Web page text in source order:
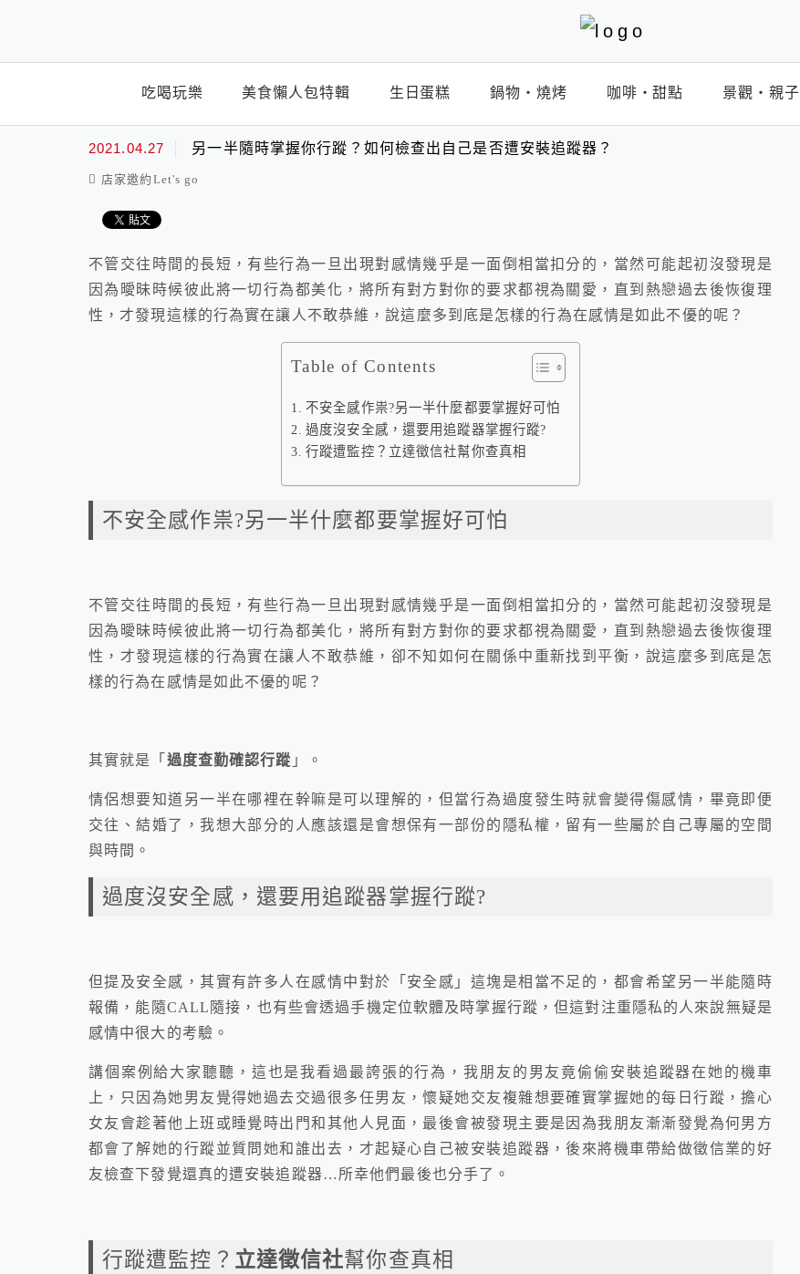
吃喝玩樂 美食懶人包特輯 生日蛋糕 鍋物‧燒烤 咖啡‧甜點 景觀‧親子
2021.04.27 另一半隨時掌握你行蹤？如何檢查出自己是否遭安裝追蹤器？
店家邀約Let's go
不管交往時間的長短，有些行為一旦出現對感情幾乎是一面倒相當扣分的， 當然可能起初沒發現是
因為曖昧時候彼此將一切行為都美化， 將所有對方對你的要求都視為關愛，直到熱戀過去後恢復理
性，才發現這樣的行為實在讓人不敢恭維，說這麼多到底是怎樣的行為在感情是如此不優的呢？
Table of Contents
不安全感作祟?另一半什麼都要掌握好可怕
過度沒安全感，還要用追蹤器掌握行蹤?
行蹤遭監控？立達徵信社幫你查真相
不安全感作祟?另一半什麼都要掌握好可怕
不管交往時間的長短，有些行為一旦出現對感情幾乎是一面倒相當扣分的， 當然可能起初沒發現是
因為曖昧時候彼此將一切行為都美化，將所有對方對你的要求都視為關愛， 直到熱戀過去後恢復理
性，才發現這樣的行為實在讓人不敢恭維， 卻不知如何在關係中重新找到平衡，說這麼多到底是怎
樣的行為在感情是如此不優的呢？
其實就是「 過度查勤確認行蹤 」。
情侶想要知道另一半在哪裡在幹嘛是可以理解的，但當行為過度發生時就會變得傷感情， 畢竟即便
交往、結婚了，我想大部分的人應該還是會想保有一部份的隱私權， 留有一些屬於自己專屬的空間
與時間。
過度沒安全感，還要用追蹤器掌握行蹤?
但提及安全感，其實有許多人在感情中對於「安全感」這塊是相當不足的， 都會希望另一半能隨時
報備，能隨CALL隨接，也有些會透過手機定位軟體及時掌握行蹤，但這對注重隱私的人來說無疑是
感情中很大的考驗。
講個案例給大家聽聽，這也是我看過最誇張的行為，我朋友的男友竟偷偷安裝追蹤器在她的機車
上， 只因為她男友覺得她過去交過很多任男友，懷疑她交友複雜想要確實掌握她的每日行蹤，擔心
女友會趁著他上班或睡覺時出門和其他人見面， 最後會被發現主要是因為我朋友漸漸發覺為何男方
都會了解她的行蹤並質問她和誰出去， 才起疑心自己被安裝追蹤器，後來將機車帶給做徵信業的好
友檢查下發覺還真的遭安裝追蹤器…所幸他們最後也分手了。
行蹤遭監控？ 立達徵信社幫你查真相